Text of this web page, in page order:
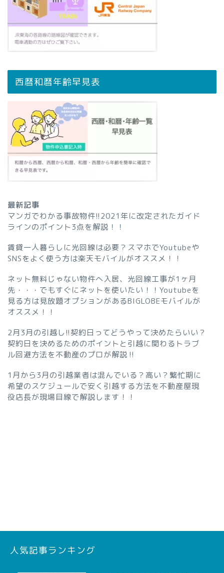
西暦和暦年齢早見表
最新記事
マンガでわかる事故物件!!2021年に改定されたガイド
ラインのポイント3点を解説！！
賃貸一人暮らしに光回線は必要？スマホでYoutubeや
SNSをよく使う方は楽天モバイルがオススメ！！
ネット無料じゃない物件へ入居、光回線工事が1ヶ月
先・・・でもすぐにネットを使いたい！！Youtubeを
見る方は見放題オプションがあるBIGLOBEモバイルが
オススメ！！
2月3月の引越し!!契約日ってどうやって決めたらいい？
契約日を決めるためのポイントと引越に関わるトラブ
ル回避方法を不動産のプロが解説‼︎
1月から3月の引越業者は混んでいる？高い？繁忙期に
希望のスケジュールで安く引越する方法を不動産屋現
役店長が現場目線で解説します！！
人気記事ランキング